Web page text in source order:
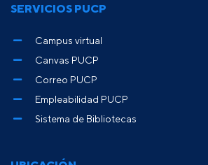
SERVICIOS PUCP
Campus virtual
Canvas PUCP
Correo PUCP
Empleabilidad PUCP
Sistema de Bibliotecas